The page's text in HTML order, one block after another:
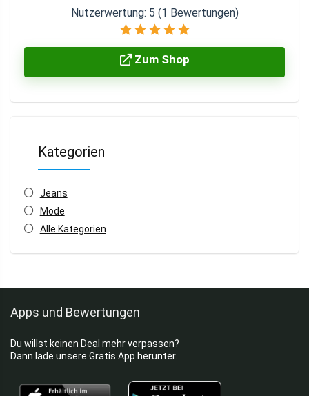
Nutzerwertung: 5 (1 Bewertungen)
Zum Shop
Kategorien
Jeans
Mode
Alle Kategorien
Apps und Bewertungen
Du willst keinen Deal mehr verpassen?
Dann lade unsere Gratis App herunter.